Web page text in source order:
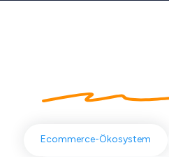
Ecommerce-Ökosystem